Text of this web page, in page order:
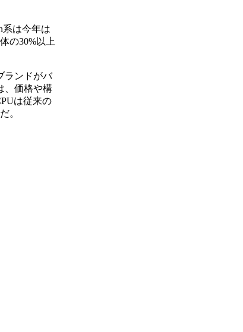
は今年は
の30%以上
ランドがバ
、価格や構
は従来の
。